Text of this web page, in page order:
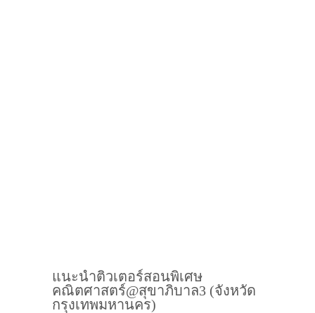
แนะนำติวเตอร์สอนพิเศษ
คณิตศาสตร์@สุขาภิบาล3 (จังหวัด
กรุงเทพมหานคร)